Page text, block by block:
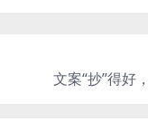
文案“抄”得好